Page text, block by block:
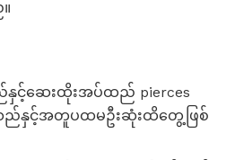
ဆေးထိုးအပ်ထည် pierces
နှင့်အတူပထမဦးဆုံးထိတွေ့ဖြစ်